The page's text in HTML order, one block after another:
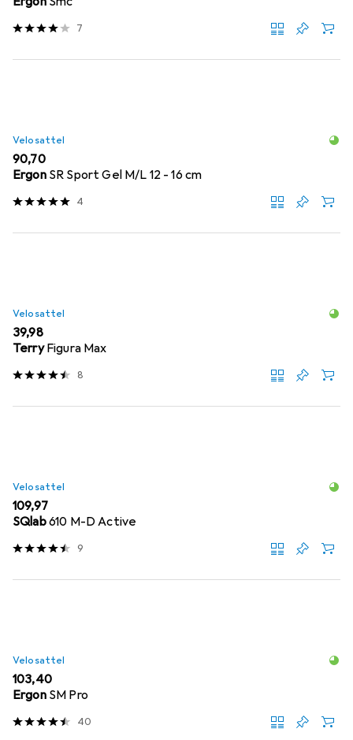
7
Velosattel
EUR
90,70
Ergon SR Sport Gel M/L 12 - 16 cm
4
Velosattel
EUR
39,98
Terry Figura Max
8
Velosattel
EUR
109,97
SQlab610 M-D Active
9
Velosattel
EUR
103,40
Ergon SM Pro
40